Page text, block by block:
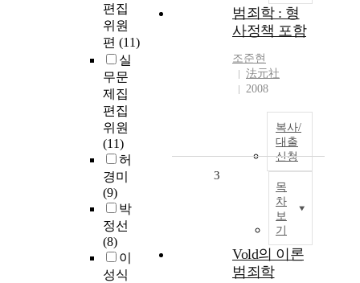
편집
위원
편 (11)
실
무문
제집
편집
위원
(11)
허
경미
(9)
박
정선
(8)
이
성식
범죄학 : 형
사정책 포함
조준현
法元社
2008
복사/
대출
신청
목
차
보
기
3
Vold의 이론
범죄학